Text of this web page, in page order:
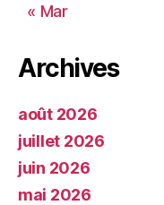
« Mar
Archives
août 2026
juillet 2026
juin 2026
mai 2026